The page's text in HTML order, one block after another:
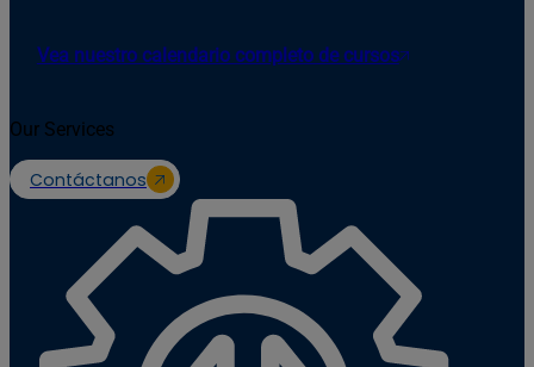
Vea nuestro calendario completo de cursos
Our Services
Contáctanos